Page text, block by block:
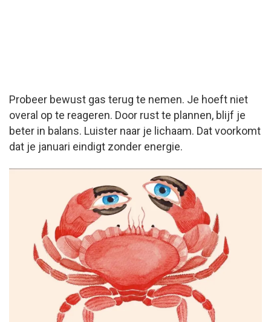
Probeer bewust gas terug te nemen. Je hoeft niet
overal op te reageren. Door rust te plannen, blijf je
beter in balans. Luister naar je lichaam. Dat voorkomt
dat je januari eindigt zonder energie.